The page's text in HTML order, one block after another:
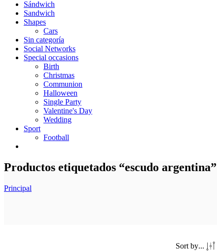
Sándwich
Sandwich
Shapes
Cars
Sin categoría
Social Networks
Special occasions
Birth
Christmas
Communion
Halloween
Single Party
Valentine's Day
Wedding
Sport
Football
Productos etiquetados “escudo argentina”
Principal
Sort by...